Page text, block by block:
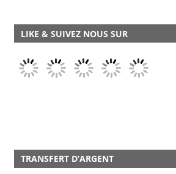
LIKE & SUIVEZ NOUS SUR
TRANSFERT D’ARGENT